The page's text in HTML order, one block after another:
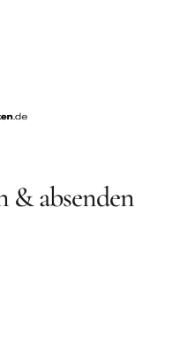
& absenden